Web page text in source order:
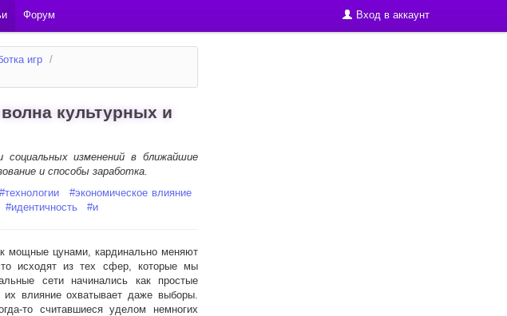
Форум Вход в аккаунт
игр /
культурных и
изменений в ближайшие
и способы заработка.
#технологии #экономическое влияние
#идентичность #и
мощные цунами, кардинально меняют
исходят из тех сфер, которые мы
сети начинались как простые
влияние охватывает даже выборы.
то считавшиеся уделом немногих